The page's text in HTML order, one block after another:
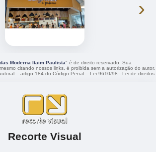
›
Moderna Itaim Paulista" é de direito reservado. Sua
citando nossos links, é proibida sem a autorização do autor.
– artigo 184 do Código Penal – Lei 9610/98 - Lei de direitos
Recorte Visual